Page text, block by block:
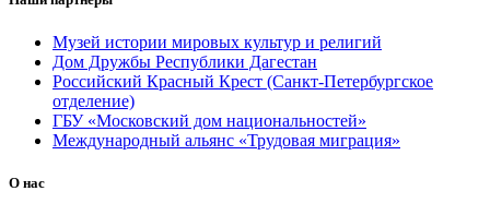
Музей истории мировых культур и религий
Дом Дружбы Республики Дагестан
Российский Красный Крест (Санкт-Петербургское
отделение)
ГБУ «Московский дом национальностей»
Международный альянс «Трудовая миграция»
О нас